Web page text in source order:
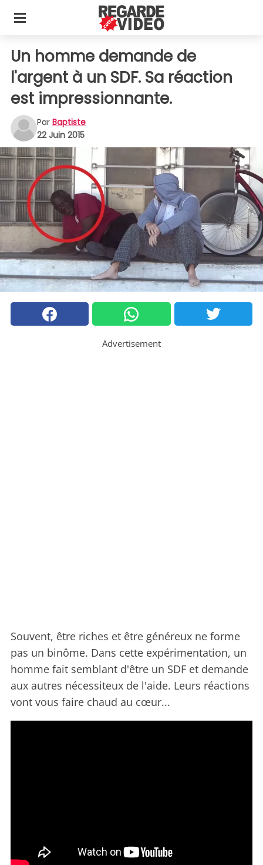
Un homme demande de
l'argent à un SDF. Sa réaction
est impressionnante.
Par Baptiste
22 Juin 2015
Advertisement
Souvent, être riches et être généreux ne forme
pas un binôme. Dans cette expérimentation, un
homme fait semblant d'être un SDF et demande
aux autres nécessiteux de l'aide. Leurs réactions
vont vous faire chaud au cœur...